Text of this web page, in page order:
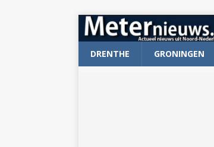
DRENTHE GRONINGEN